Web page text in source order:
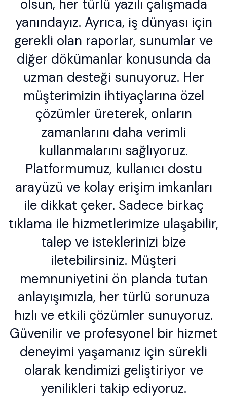
olsun, her türlü yazılı çalışmada
yanındayız. Ayrıca, iş dünyası için
gerekli olan raporlar, sunumlar ve
diğer dökümanlar konusunda da
uzman desteği sunuyoruz. Her
müşterimizin ihtiyaçlarına özel
çözümler üreterek, onların
zamanlarını daha verimli
kullanmalarını sağlıyoruz.
Platformumuz, kullanıcı dostu
arayüzü ve kolay erişim imkanları
ile dikkat çeker. Sadece birkaç
tıklama ile hizmetlerimize ulaşabilir,
talep ve isteklerinizi bize
iletebilirsiniz. Müşteri
memnuniyetini ön planda tutan
anlayışımızla, her türlü sorunuza
hızlı ve etkili çözümler sunuyoruz.
Güvenilir ve profesyonel bir hizmet
deneyimi yaşamanız için sürekli
olarak kendimizi geliştiriyor ve
yenilikleri takip ediyoruz.